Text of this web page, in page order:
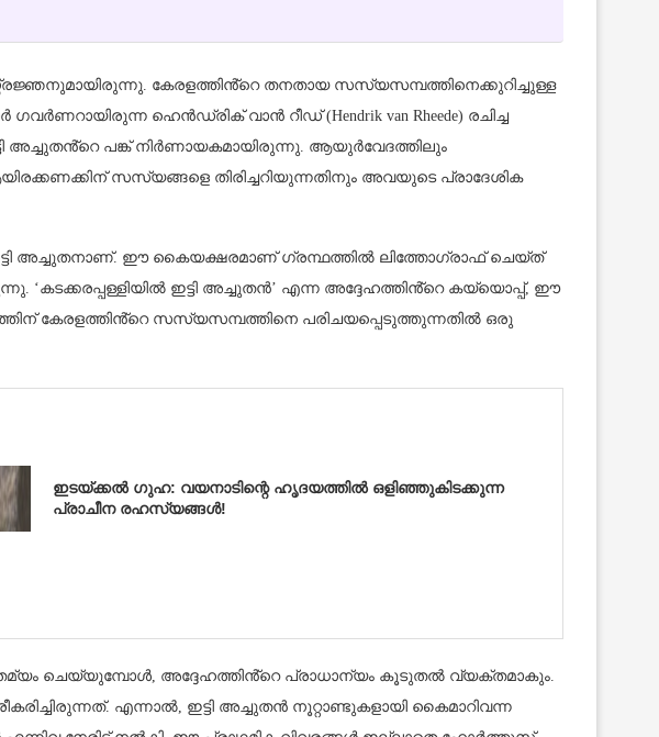
കേരളത്തിൻ്റെ തനതായ സസ്യസമ്പത്തിനെക്കുറിച്ചുള്ള
ഹെൻഡ്രിക് വാൻ റീഡ് (Hendrik van Rheede) രചിച്ച
അച്ചുതൻ്റെ പങ്ക് നിർണായകമായിരുന്നു. ആയുർവേദത്തിലും
സസ്യങ്ങളെ തിരിച്ചറിയുന്നതിനും അവയുടെ പ്രാദേശിക
അച്ചുതനാണ്. ഈ കൈയക്ഷരമാണ് ഗ്രന്ഥത്തിൽ ലിത്തോഗ്രാഫ് ചെയ്ത്
‘കടക്കരപ്പള്ളിയിൽ ഇട്ടി അച്ചുതൻ’ എന്ന അദ്ദേഹത്തിൻ്റെ കയ്യൊപ്പ്, ഈ
കേരളത്തിൻ്റെ സസ്യസമ്പത്തിനെ പരിചയപ്പെടുത്തുന്നതിൽ ഒരു
ഇടയ്ക്കൽ ഗുഹ: വയനാടിന്റെ ഹൃദയത്തിൽ ഒളിഞ്ഞുകിടക്കുന്ന
പ്രാചീന രഹസ്യങ്ങൾ!
ചെയ്യുമ്പോൾ, അദ്ദേഹത്തിൻ്റെ പ്രാധാന്യം കൂടുതൽ വ്യക്തമാകും.
എന്നാൽ, ഇട്ടി അച്ചുതൻ നൂറ്റാണ്ടുകളായി കൈമാറിവന്ന